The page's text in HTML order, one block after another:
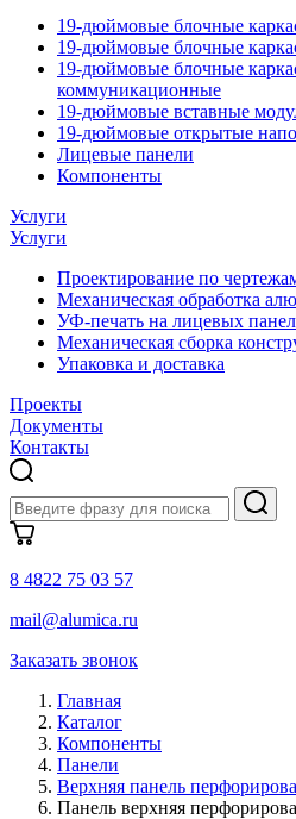
19-дюймовые блочные
19-дюймовые блочные
19-дюймовые блочные
коммуникационные
19-дюймовые вставные
19-дюймовые открытые
Лицевые панели
Компоненты
Услуги
Услуги
Проектирование по
Механическая обработка
УФ-печать на лицевых
Механическая сборка
Упаковка и доставка
Проекты
Документы
Контакты
8 4822 75 03 57
mail@alumica.ru
Заказать звонок
Главная
Каталог
Компоненты
Панели
Верхняя панель
Панель верхняя